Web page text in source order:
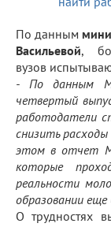
По данным
Васильевой,
вузов
- По данным
четвертый
работодатели
снизить
этом в отчет
которые
реальности
образовании
О трудностях